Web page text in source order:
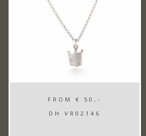
FROM
€ 50,-
DH VR02146